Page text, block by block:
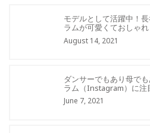
モデルとして活躍中！
ラムが可愛くておしゃれ
August 14, 2021
ダンサーでもあり母で
ラム（Instagram）に注
June 7, 2021